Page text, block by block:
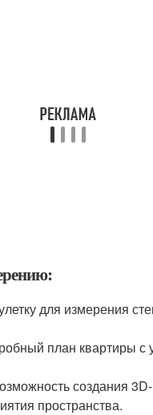
для измерения
план квартиры с
создания
пространства.